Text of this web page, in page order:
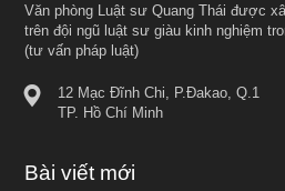
Văn phòng Luật sư Quang Thái được
trên đội ngũ luật sư giàu kinh nghiệm
(tư vấn pháp luật)
12 Mạc Đĩnh Chi, P.Đakao, Q.1
TP. Hồ Chí Minh
Bài viết mới